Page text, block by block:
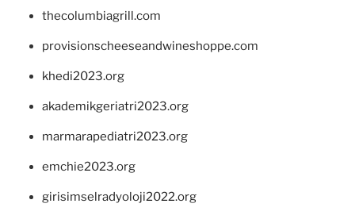
thecolumbiagrill.com
provisionscheeseandwineshoppe.com
khedi2023.org
akademikgeriatri2023.org
marmarapediatri2023.org
emchie2023.org
girisimselradyoloji2022.org